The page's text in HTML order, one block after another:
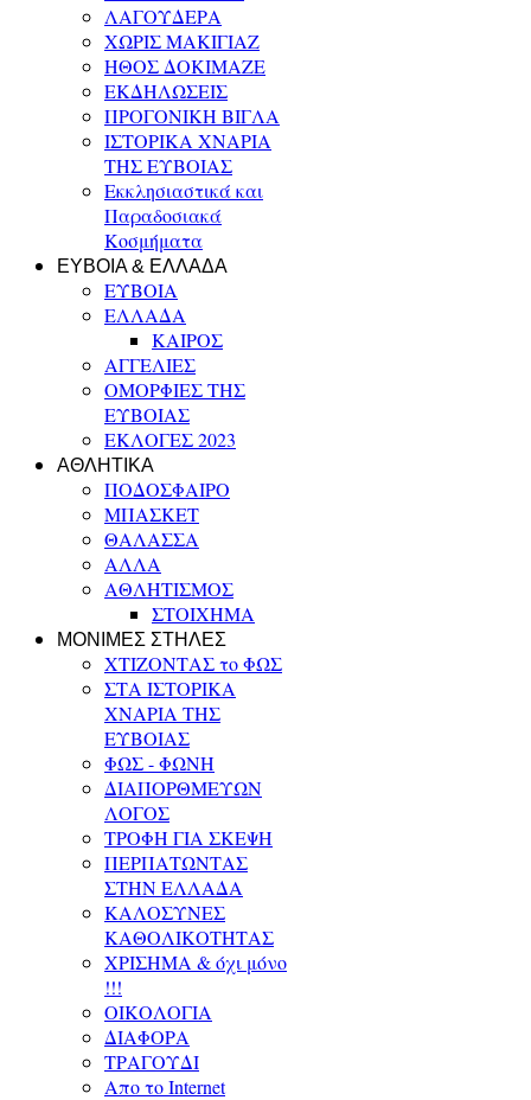
ΛΑΓΟΥΔΕΡΑ
ΧΩΡΙΣ ΜΑΚΙΓΙΑΖ
ΗΘΟΣ ΔΟΚΙΜΑΖΕ
ΕΚΔΗΛΩΣΕΙΣ
ΠΡΟΓΟΝΙΚΗ ΒΙΓΛΑ
ΙΣΤΟΡΙΚΑ ΧΝΑΡΙΑ
ΤΗΣ ΕΥΒΟΙΑΣ
Εκκλησιαστικά και
Παραδοσιακά
Κοσμήματα
ΕΥΒΟΙΑ & ΕΛΛΑΔΑ
ΕΥΒΟΙΑ
ΕΛΛΑΔΑ
ΚΑΙΡΟΣ
ΑΓΓΕΛΙΕΣ
ΟΜΟΡΦΙΕΣ ΤΗΣ
ΕΥΒΟΙΑΣ
ΕΚΛΟΓΕΣ 2023
ΑΘΛΗΤΙΚΑ
ΠΟΔΟΣΦΑΙΡΟ
ΜΠΑΣΚΕΤ
ΘΑΛΑΣΣΑ
ΑΛΛΑ
ΑΘΛΗΤΙΣΜΟΣ
ΣΤΟΙΧΗΜΑ
ΜΟΝΙΜΕΣ ΣΤΗΛΕΣ
ΧΤΙΖΟΝΤΑΣ το ΦΩΣ
ΣΤΑ ΙΣΤΟΡΙΚΑ
ΧΝΑΡΙΑ ΤΗΣ
ΕΥΒΟΙΑΣ
ΦΩΣ - ΦΩΝΗ
ΔΙΑΠΟΡΘΜΕΥΩΝ
ΛΟΓΟΣ
ΤΡΟΦΗ ΓΙΑ ΣΚΕΨΗ
ΠΕΡΠΑΤΩΝΤΑΣ
ΣΤΗΝ ΕΛΛΑΔΑ
ΚΑΛΟΣΥΝΕΣ
ΚΑΘΟΛΙΚΟΤΗΤΑΣ
ΧΡΙΣΗΜΑ & όχι μόνο
!!!
ΟΙΚΟΛΟΓΙΑ
ΔΙΑΦΟΡΑ
ΤΡΑΓΟΥΔΙ
Απο το Internet